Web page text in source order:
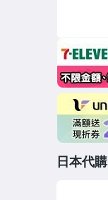
日本代購